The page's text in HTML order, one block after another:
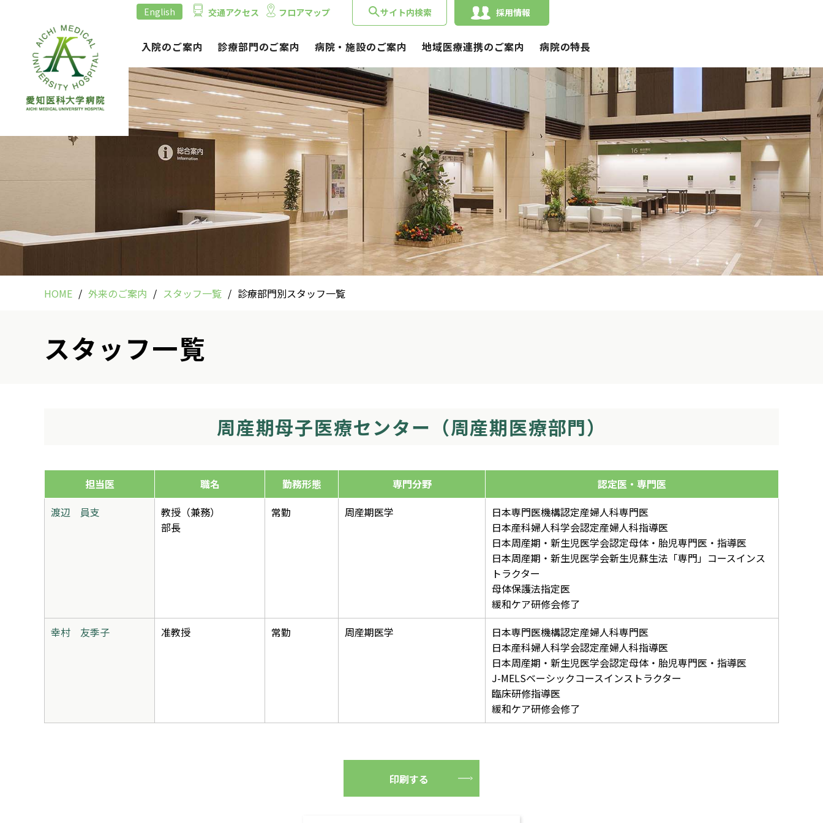
English 交通アクセス フロアマップ サイト内検索 採用情報
外来のご案内 入院のご案内 診療部門のご案内 病院・施設のご案内 地域医療連携のご案内 病院の特長
HOME 外来のご案内 スタッフ一覧 診療部門別スタッフ一覧
スタッフ一覧
周産期母子医療センター（周産期医療部門）
担当医 職名 勤務形態 専門分野
認定医・専門医
渡辺 員支
教授（兼務）
部長
常勤 周産期医学
日本専門医機構認定産婦人科専門医
日本産科婦人科学会認定産婦人科指導医
日本周産期・新生児医学会認定母体・胎児専門医・指導医
日本周産期・新生児医学会新生児蘇生法「専門」コースインス
トラクター
母体保護法指定医
緩和ケア研修会修了
幸村 友季子
准教授 常勤 周産期医学
日本専門医機構認定産婦人科専門医
日本産科婦人科学会認定産婦人科指導医
日本周産期・新生児医学会認定母体・胎児専門医・指導医
J-MELSベーシックコースインストラクター
臨床研修指導医
緩和ケア研修会修了
印刷する